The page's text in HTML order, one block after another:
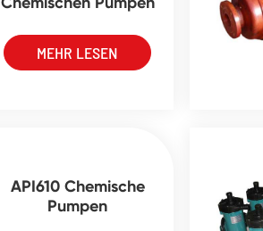
MEHR LESEN
API610 Chemische
Pumpen